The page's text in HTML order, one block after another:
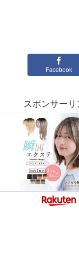
Facebook
スポンサーリ